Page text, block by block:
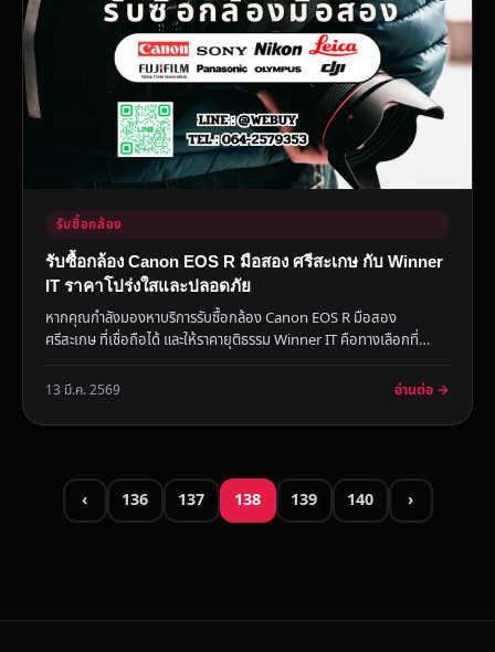
รับซื้อกล้อง
รับซื้อกล้อง Canon EOS R มือสอง ศรีสะเกษ กับ Winner
IT ราคาโปร่งใสและปลอดภัย
หากคุณกำลังมองหาบริการรับซื้อกล้อง Canon EOS R มือสอง
ศรีสะเกษ ที่เชื่อถือได้ และให้ราคายุติธรรม Winner IT คือทางเลือกที่
เหมา...
13 มี.ค. 2569 อ่านต่อ →
‹ 136 137 138 139 140 ›